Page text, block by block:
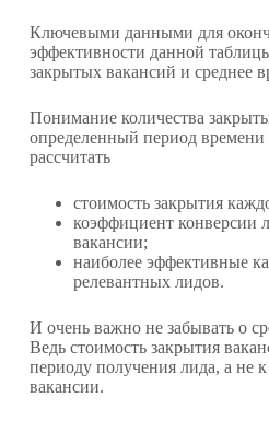
Ключевыми данными для
эффективности данной
закрытых вакансий и среднее
Понимание количества
определенный период времени
рассчитать
стоимость закрытия
коэффициент конверсии
вакансии;
наиболее эффективные
релевантных лидов.
И очень важно не забывать о
Ведь стоимость закрытия
периоду получения лида, а не
вакансии.